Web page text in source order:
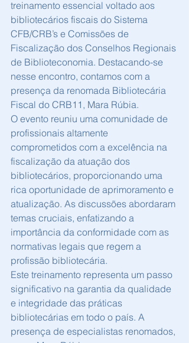
treinamento essencial voltado aos
bibliotecários fiscais do Sistema
CFB/CRB’s e Comissões de
Fiscalização dos Conselhos Regionais
de Biblioteconomia. Destacando-se
nesse encontro, contamos com a
presença da renomada Bibliotecária
Fiscal do CRB11, Mara Rúbia.
O evento reuniu uma comunidade de
profissionais altamente
comprometidos com a excelência na
fiscalização da atuação dos
bibliotecários, proporcionando uma
rica oportunidade de aprimoramento e
atualização. As discussões abordaram
temas cruciais, enfatizando a
importância da conformidade com as
normativas legais que regem a
profissão bibliotecária.
Este treinamento representa um passo
significativo na garantia da qualidade
e integridade das práticas
bibliotecárias em todo o país. A
presença de especialistas renomados,